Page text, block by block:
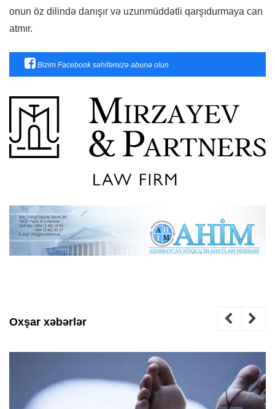
onun öz dilində danışır və uzunmüddətli qarşıdurmaya can
atmır.
Bizim Facebook səhifəmizə abunə olun
Oxşar xəbərlər